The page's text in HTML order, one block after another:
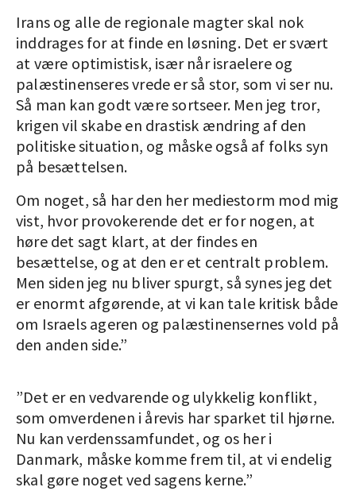
Irans og alle de regionale magter skal nok
inddrages for at finde en løsning. Det er svært
at være optimistisk, især når israelere og
palæstinenseres vrede er så stor, som vi ser nu.
Så man kan godt være sortseer. Men jeg tror,
krigen vil skabe en drastisk ændring af den
politiske situation, og måske også af folks syn
på besættelsen.
Om noget, så har den her mediestorm mod mig
vist, hvor provokerende det er for nogen, at
høre det sagt klart, at der findes en
besættelse, og at den er et centralt problem.
Men siden jeg nu bliver spurgt, så synes jeg det
er enormt afgørende, at vi kan tale kritisk både
om Israels ageren og palæstinensernes vold på
den anden side.”
”Det er en vedvarende og ulykkelig konflikt,
som omverdenen i årevis har sparket til hjørne.
Nu kan verdenssamfundet, og os her i
Danmark, måske komme frem til, at vi endelig
skal gøre noget ved sagens kerne.”